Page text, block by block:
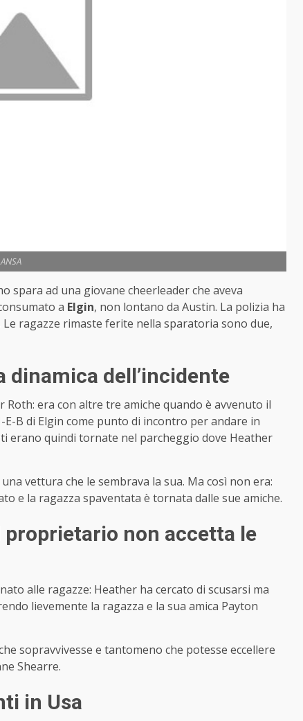
spara ad una giovane cheerleader che aveva
a Elgin, non lontano da Austin. La polizia ha
ragazze rimaste ferite nella sparatoria sono due,
dinamica dell’incidente
era con altre tre amiche quando è avvenuto il
B di Elgin come punto di incontro per andare in
erano quindi tornate nel parcheggio dove Heather
vettura che le sembrava la sua. Ma così non era:
e la ragazza spaventata è tornata dalle sue amiche.
non accetta le
alle ragazze: Heather ha cercato di scusarsi ma
lievemente la ragazza e la sua amica Payton
sopravvivesse e tantomeno che potesse eccellere
Shearre.
in Usa